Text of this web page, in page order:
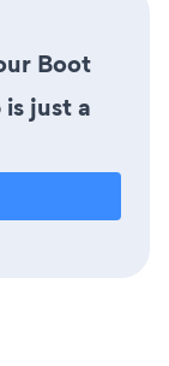
Boot
just a